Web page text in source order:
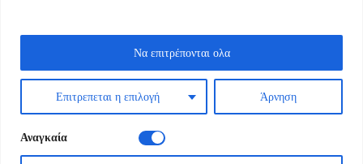
Επιτρεπεται η επιλογή Άρνηση
Να επιτρέπονται ολα
Αναγκαία